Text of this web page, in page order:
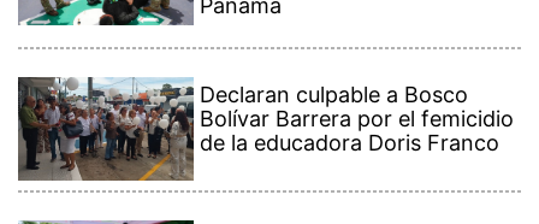
Panamá
Declaran culpable a Bosco
Bolívar Barrera por el femicidio
de la educadora Doris Franco